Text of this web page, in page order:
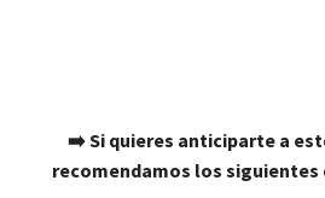
➡️ Si quieres anticiparte a
recomendamos los